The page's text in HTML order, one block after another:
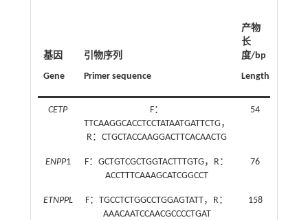
基因
Gene
引物序列
Primer sequence
产物
长
度/bp
Length
CETP
F：
TTCAAGGCACCTCCTATAATGATTCTG，
R：CTGCTACCAAGGACTTCACAACTG
54
ENPP1
F：GCTGTCGCTGGTACTTTGTG，R：
ACCTTTCAAAGCATCGGCCT
76
ETNPPL
F：TGCCTCTGGCCTGGAGTATT，R：
AAACAATCCAACGCCCCTGAT
158